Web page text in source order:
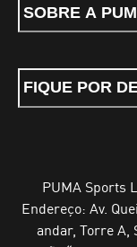
SOBRE A
FIQUE POR
PUMA Sports
Endereço: Av.
andar, Torre A,